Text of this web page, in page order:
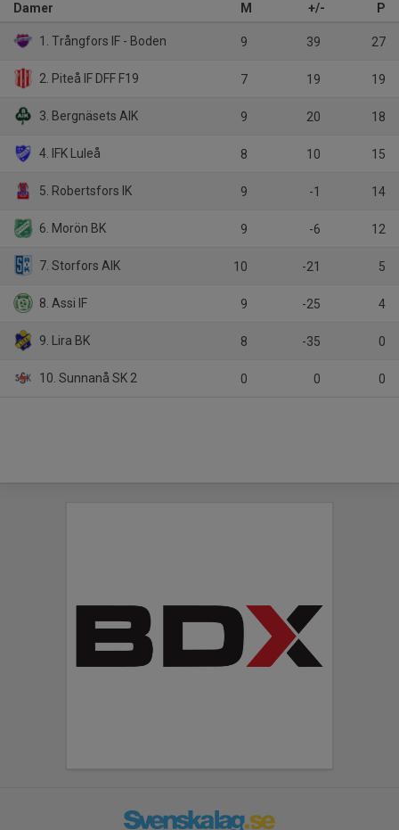
Damer
M +/- P
1. Trångfors IF - Boden 9 39 27
2. Piteå IF DFF F19 7 19 19
3. Bergnäsets AIK 9 20 18
4. IFK Luleå 8 10 15
5. Robertsfors IK 9 -1 14
6. Morön BK 9 -6 12
7. Storfors AIK 10 -21 5
8. Assi IF 9 -25 4
9. Lira BK 8 -35 0
10. Sunnanå SK 2 0 0 0